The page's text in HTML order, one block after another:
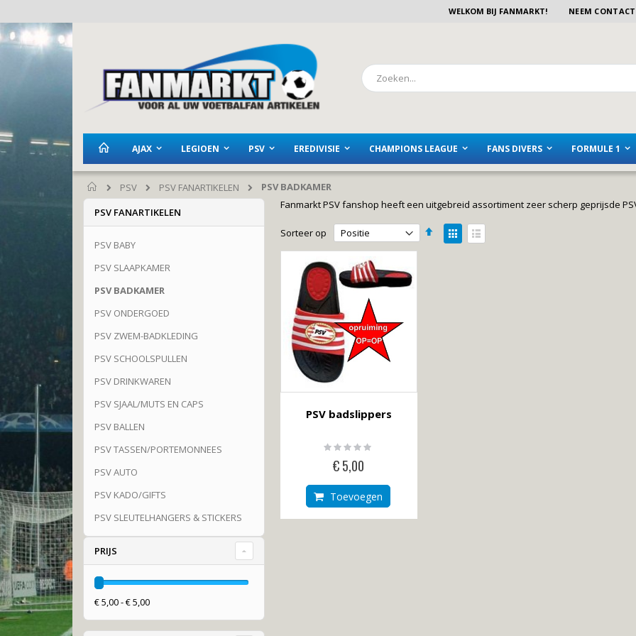
WELKOM BIJ FANMARKT! NEEM
Zoeken
AJAX LEGIOEN PSV EREDIVISIE CHAMPIONS LEAGUE FANS DIVERS FORMULE 1
Home
PSV PSV FANARTIKELEN
PSV BADKAMER
Fanmarkt PSV fanshop heeft een uitgebreid assortiment zeer scherp geprijsde
Sorteer op
Van
hoog
Tonen
als
PSV badslippers
Rating:
0%
€ 5,00
Toevoegen
PSV FANARTIKELEN
PSV BABY
PSV SLAAPKAMER
PSV BADKAMER
PSV ONDERGOED
PSV ZWEM-BADKLEDING
PSV SCHOOLSPULLEN
PSV DRINKWAREN
PSV SJAAL/MUTS EN CAPS
PSV BALLEN
PSV TASSEN/PORTEMONNEES
PSV AUTO
PSV KADO/GIFTS
PSV SLEUTELHANGERS & STICKERS
PRIJS
€ 5,00 - € 5,00